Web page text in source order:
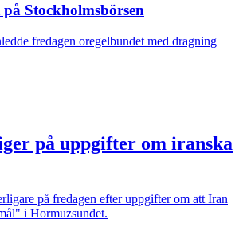
Stockholmsbörsen
fredagen oregelbundet med dragning
på uppgifter om iranska
på fredagen efter uppgifter om att Iran
i Hormuzsundet.